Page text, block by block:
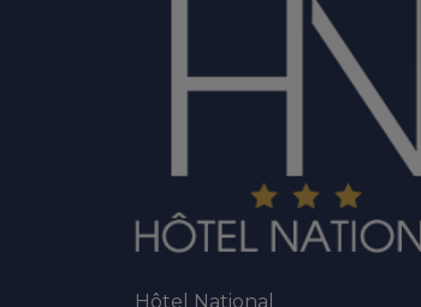
Hôtel National